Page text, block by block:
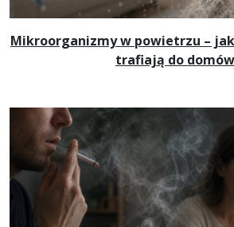
Mikroorganizmy w powietrzu –
trafiają do